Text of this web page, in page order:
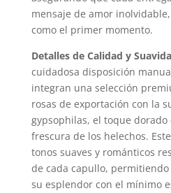
mensaje de amor
como el primer momento.
Detalles de Calidad y
cuidadosa disposición
integran una selección
rosas de exportación con la
gypsophilas, el toque dorado
frescura de los helechos.
tonos suaves y románticos
de cada capullo,
su esplendor con el mínimo